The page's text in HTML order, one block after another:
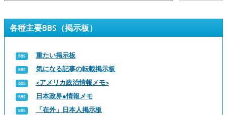
各種主要BBS（掲示板）
重たい掲示板
気になる記事の転載掲示板
<アメリカ政治情報メモ>
日本政界●情報メモ
「在外」日本人掲示板